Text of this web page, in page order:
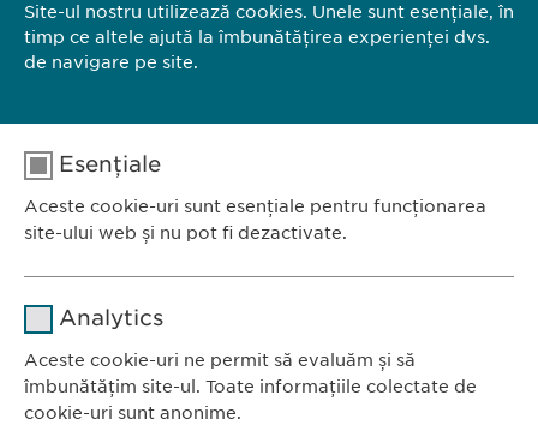
EWOPHARMA ROMÂNIA SRL
România
Tel.: +40 21 260 13 44
E-Mail:info@ewopharma.ro
Ewopharma România SRL
Bulevardul Primăverii 19-21
Site-ul nostru utilizează cookies. Unele sunt esențiale, în
timp ce altele ajută la îmbunătățirea experienței dvs.
de navigare pe site.
Esențiale
Aceste cookie-uri sunt esențiale pentru funcționarea
site-ului web și nu pot fi dezactivate.
Analytics
Aceste cookie-uri ne permit să evaluăm și să
îmbunătățim site-ul. Toate informațiile colectate de
cookie-uri sunt anonime.